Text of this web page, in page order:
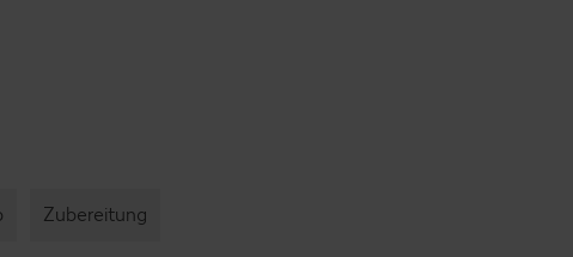
teilen
Zubereitung